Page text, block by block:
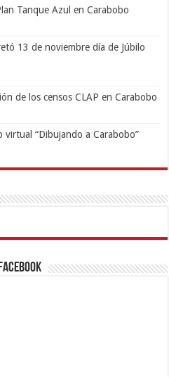
Tanque Azul en Carabobo
13 de noviembre día de Júbilo
de los censos CLAP en Carabobo
virtual “Dibujando a Carabobo”